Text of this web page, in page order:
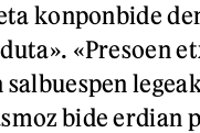
konponbide
«Presoen
bide erdian